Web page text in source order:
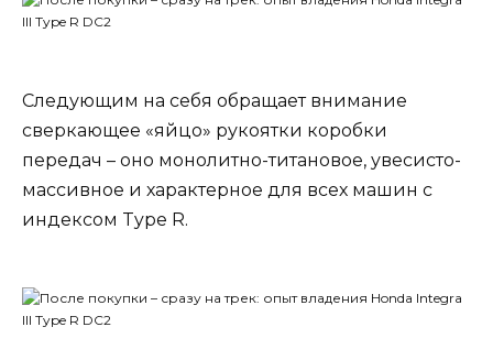
Следующим на себя обращает внимание
сверкающее «яйцо» рукоятки коробки
передач – оно монолитно-титановое, увесисто-
массивное и характерное для всех машин с
индексом Type R.